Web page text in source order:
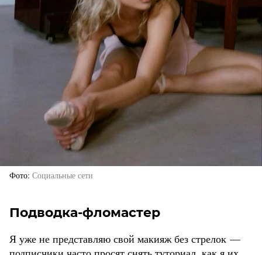
Фото Социальные сети
Подводка-фломастер
Я уже не представляю свой макияж без стрелок —